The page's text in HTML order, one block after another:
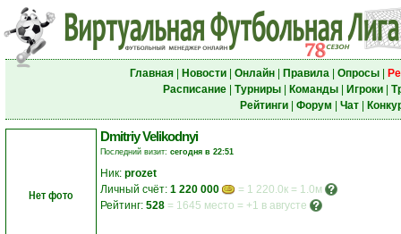
Главная| Новости| Онлайн| Правила| Опросы|
Расписание| Турниры| Команды| Игроки|
Рейтинги| Форум Чат|
Нет фото
Dmitriy Velikodnyi
Последний визит: сегодня в 22:51
Ник: prozet
Личный счёт: 1 220 000
= 1 220.0к = 1.0м
Рейтинг: 528 = 1645 место = +1 в августе